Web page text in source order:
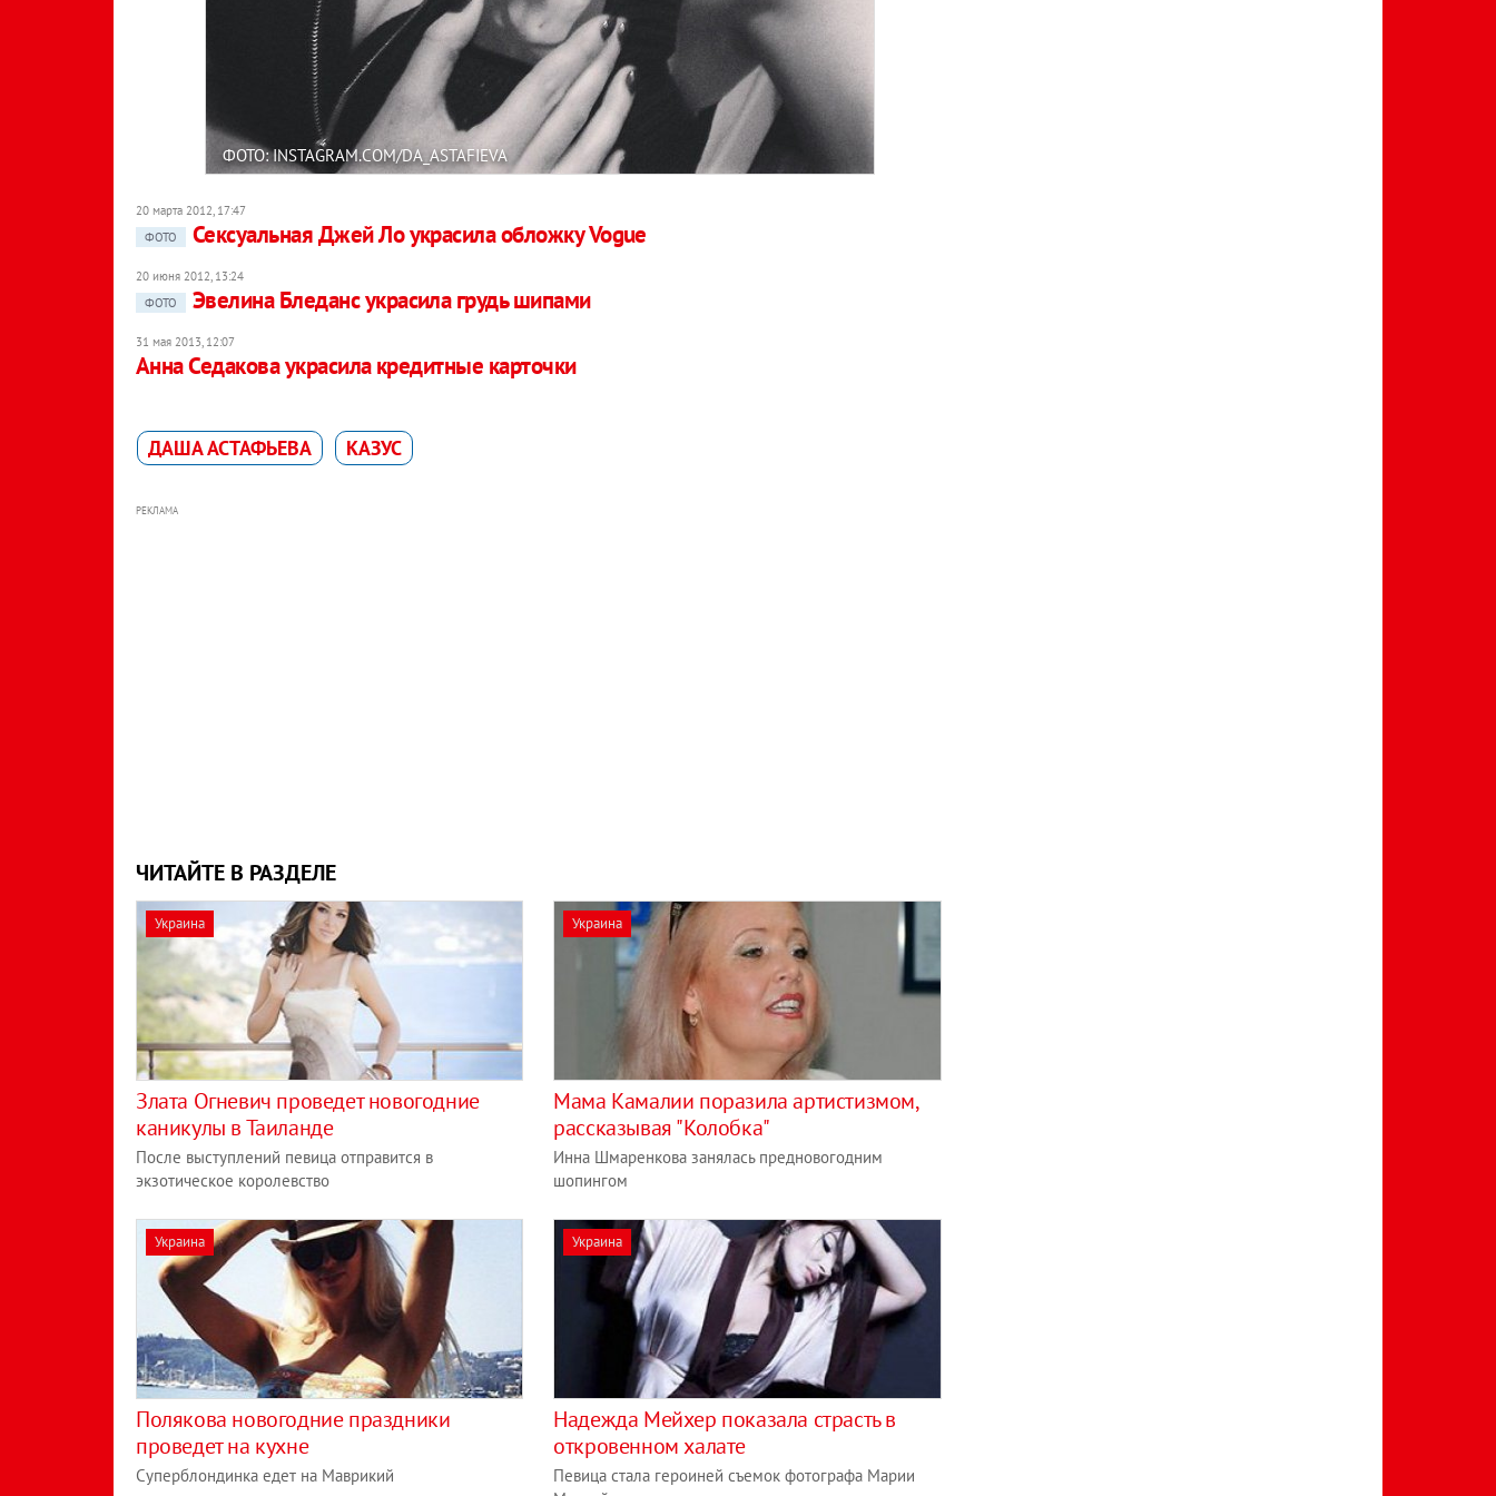
ФОТО: INSTAGRAM.COM/DA_ASTAFIEVA
20 марта 2012, 17:47
ФОТО
Сексуальная Джей Ло украсила обложку Vogue
20 июня 2012, 13:24
ФОТО
Эвелина Бледанс украсила грудь шипами
31 мая 2013, 12:07
Анна Седакова украсила кредитные карточки
ДАША АСТАФЬЕВА КАЗУС
РЕКЛАМА
ЧИТАЙТЕ В РАЗДЕЛЕ
Украина
Злата Огневич проведет новогодние
каникулы в Таиланде
После выступлений певица отправится в
экзотическое королевство
Украина
Мама Камалии поразила артистизмом,
рассказывая "Колобка"
Инна Шмаренкова занялась предновогодним
шопингом
Украина
Полякова новогодние праздники
проведет на кухне
Суперблондинка едет на Маврикий
Украина
Надежда Мейхер показала страсть в
откровенном халате
Певица стала героиней съемок фотографа Марии